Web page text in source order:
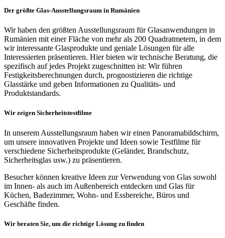
Der größte Glas-Ausstellungsraum in Rumänien
Wir haben den größten Ausstellungsraum für Glasanwendungen in
Rumänien mit einer Fläche von mehr als 200 Quadratmetern, in dem
wir interessante Glasprodukte und geniale Lösungen für alle
Interessierten präsentieren. Hier bieten wir technische Beratung, die
spezifisch auf jedes Projekt zugeschnitten ist: Wir führen
Festigkeitsberechnungen durch, prognostizieren die richtige
Glasstärke und geben Informationen zu Qualitäts- und
Produktstandards.
Wir zeigen Sicherheitstestfilme
In unserem Ausstellungsraum haben wir einen Panoramabildschirm,
um unsere innovativen Projekte und Ideen sowie Testfilme für
verschiedene Sicherheitsprodukte (Geländer, Brandschutz,
Sicherheitsglas usw.) zu präsentieren.
Besucher können kreative Ideen zur Verwendung von Glas sowohl
im Innen- als auch im Außenbereich entdecken und Glas für
Küchen, Badezimmer, Wohn- und Essbereiche, Büros und
Geschäfte finden.
Wir beraten Sie, um die richtige Lösung zu finden